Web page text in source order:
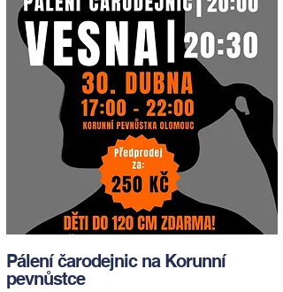
Pálení čarodejnic na Korunní
pevnůstce